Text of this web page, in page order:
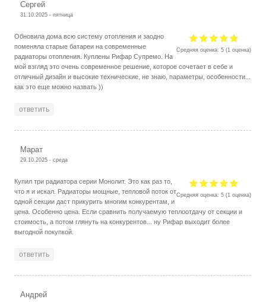
Сергей
31.10.2025 - пятница
Средняя оценка:5 (1 оценка)
Обновила дома всю систему отопления и заодно
поменяла старые батареи на современные
радиаторы отопления. Куплены Рифар Супремо. На
мой взгляд это очень современное решение, которое сочетает в себе и
отличный дизайн и высокие технические, не знаю, параметры, особенности...
как это еще можно назвать ))
ответить
Марат
29.10.2025 - среда
Средняя оценка:5 (1 оценка)
Купил три радиатора серии Монолит. Это как раз то,
что я и искал. Радиаторы мощные, тепловой поток от
одной секции даст прикурить многим конкурентам, и
цена. Особенно цена. Если сравнить получаемую теплоотдачу от секции и
стоимость, а потом глянуть на конкурентов... ну Рифар выходит более
выгодной покупкой.
ответить
Андрей